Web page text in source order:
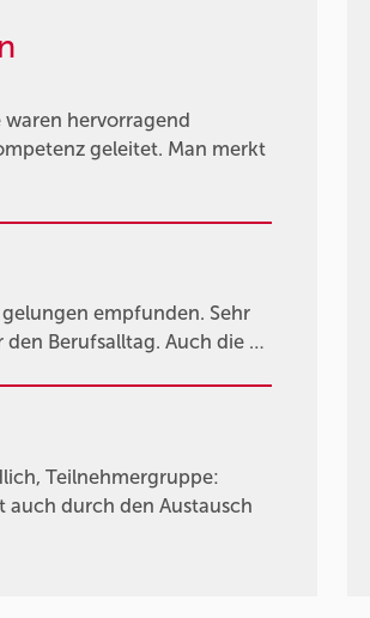
waren hervorragend
geleitet. Man merkt
empfunden. Sehr
Berufsalltag. Auch die …
Teilnehmergruppe:
auch durch den Austausch